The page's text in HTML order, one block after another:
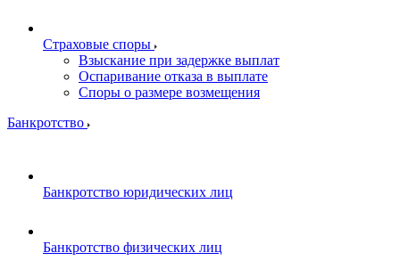
Страховые споры
Взыскание при задержке выплат
Оспаривание отказа в выплате
Споры о размере возмещения
Банкротство
Банкротство юридических лиц
Банкротство физических лиц